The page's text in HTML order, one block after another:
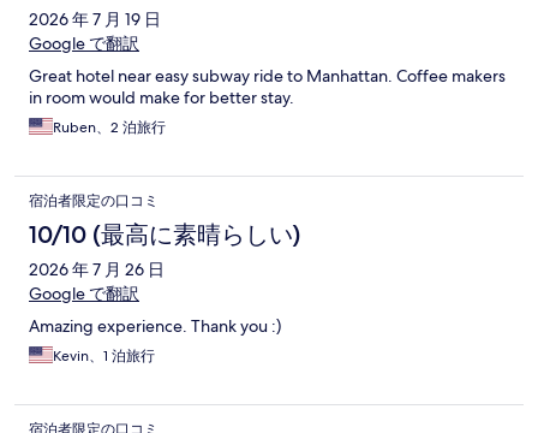
2026 年 7 月 19 日
Google で翻訳
Great hotel near easy subway ride to Manhattan. Coffee makers
in room would make for better stay.
Ruben、2 泊旅行
宿泊者限定の口コミ
10/10 (最高に素晴らしい)
2026 年 7 月 26 日
Google で翻訳
Amazing experience. Thank you :)
Kevin、1 泊旅行
宿泊者限定の口コミ